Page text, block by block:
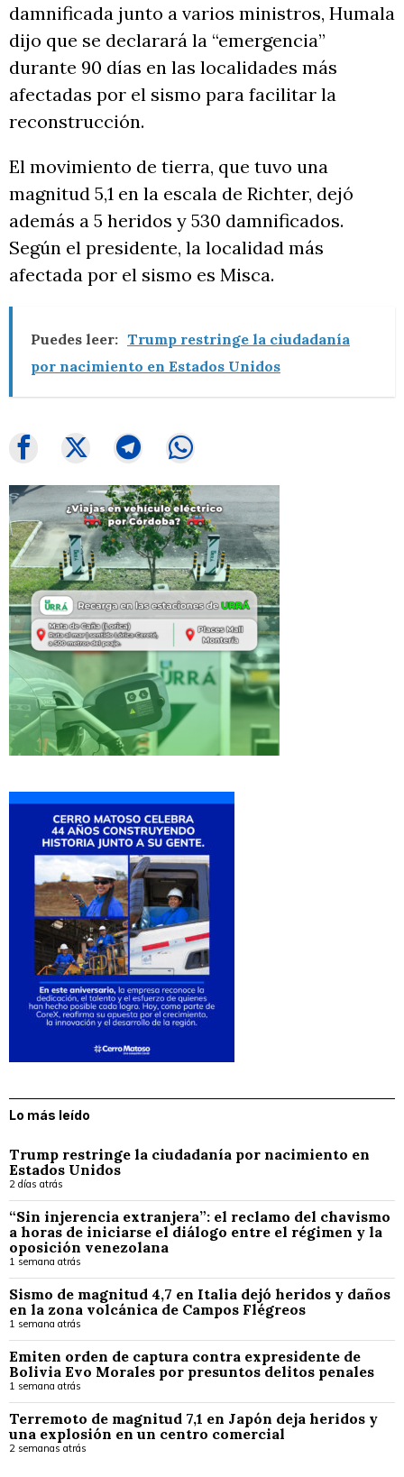
damnificada junto a varios ministros, Humala
dijo que se declarará la “emergencia”
durante 90 días en las localidades más
afectadas por el sismo para facilitar la
reconstrucción.
El movimiento de tierra, que tuvo una
magnitud 5,1 en la escala de Richter, dejó
además a 5 heridos y 530 damnificados.
Según el presidente, la localidad más
afectada por el sismo es Misca.
Puedes leer: Trump restringe la ciudadanía
por nacimiento en Estados Unidos
Lo más leído
Trump restringe la ciudadanía por nacimiento en
Estados Unidos
2 días atrás
“Sin injerencia extranjera”: el reclamo del chavismo
a horas de iniciarse el diálogo entre el régimen y la
oposición venezolana
1 semana atrás
Sismo de magnitud 4,7 en Italia dejó heridos y daños
en la zona volcánica de Campos Flégreos
1 semana atrás
Emiten orden de captura contra expresidente de
Bolivia Evo Morales por presuntos delitos penales
1 semana atrás
Terremoto de magnitud 7,1 en Japón deja heridos y
una explosión en un centro comercial
2 semanas atrás